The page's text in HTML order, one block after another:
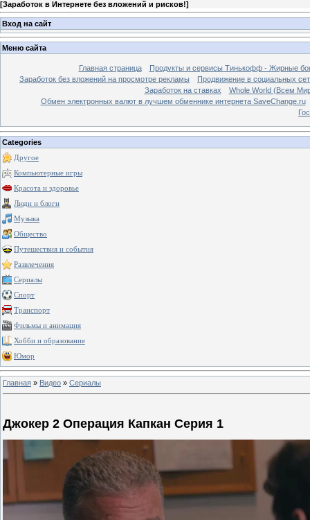
[Заработок в Интернете без вложений и рисков!]
Вход на сайт
Меню сайта
Главная страница
Продукты и сервисы Тинькофф - Жирные
Заработок без вложений на просмотре рекламы
Продвижение в социальных
Заработок на ставках
Whole World (Всем
Обмен электронных валют в лучшем обменнике интернета SaveChange.ru
Categories
Другое
Компьютерные игры
Красота и здоровье
Люди и блоги
Музыка
Общество
Путешествия и события
Развлечения
Сериалы
Спорт
Транспорт
Фильмы и анимация
Хобби и образование
Юмор
Главная » Видео » Сериалы
Джокер 2 Операция Капкан Серия 1